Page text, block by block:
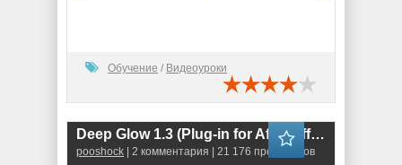
Обучение / Видеоуроки
Deep Glow 1.3 (Plug-in for After Effects)
pooshock | 2 комментария | 21 176 просмотров